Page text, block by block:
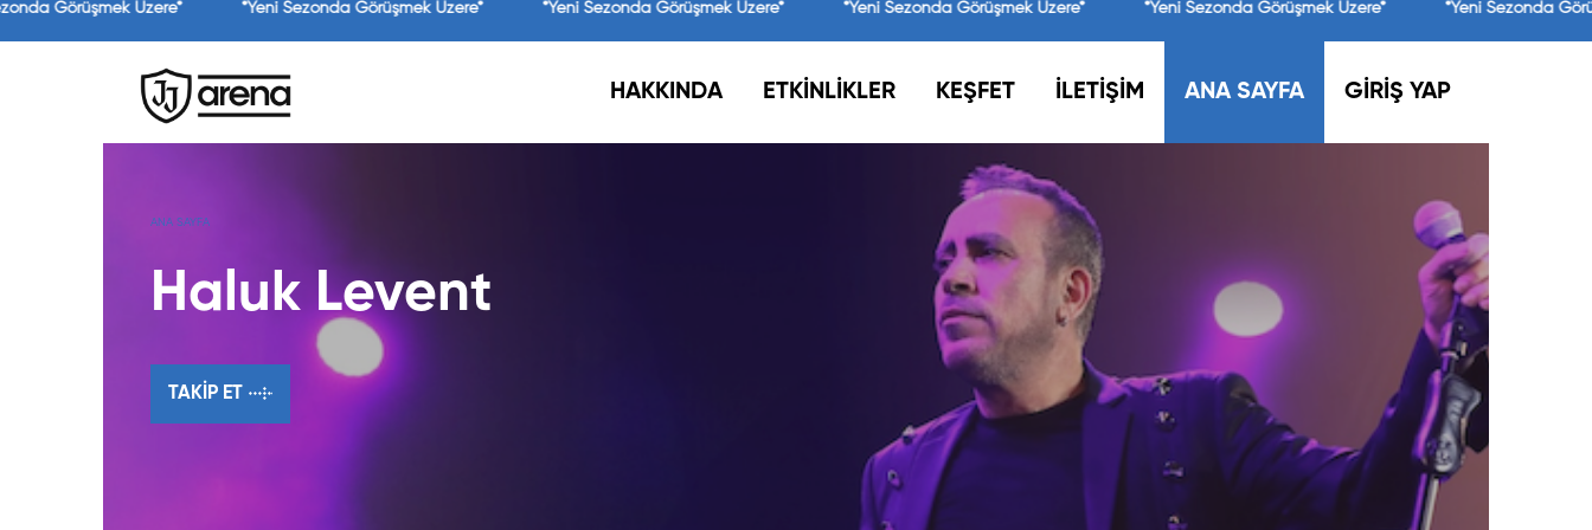
Görüşmek Üzere* *Yeni Sezonda Görüşmek Üzere* *Yeni Sezonda Görüşmek Üzere* *Yeni Sezonda Görüşmek Üzere* *Yeni Sezonda Görüşmek Üzere* *Yeni Sezonda
HAKKINDA ETKİNLİKLER KEŞFET İLETİŞİM ANA SAYFA GİRİŞ YAP
ANA SAYFA
Haluk Levent
TAKIP ET